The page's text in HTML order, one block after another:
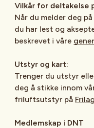
Vilkår for deltakelse
Når du melder deg
du har lest og
beskrevet i våre
Utstyr og kart:
Trenger du utstyr
deg å stikke innom
friluftsutstyr på
Medlemskap i DNT